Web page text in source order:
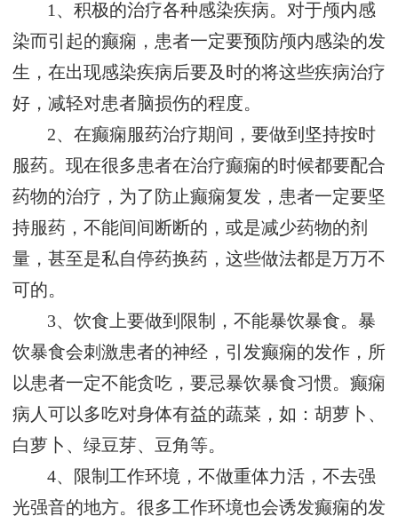
1、积极的治疗各种感染疾病。对于颅内感
染而引起的癫痫，患者一定要预防颅内感染的发
生，在出现感染疾病后要及时的将这些疾病治疗
好，减轻对患者脑损伤的程度。
2、在癫痫服药治疗期间，要做到坚持按时
服药。现在很多患者在治疗癫痫的时候都要配合
药物的治疗，为了防止癫痫复发，患者一定要坚
持服药，不能间间断断的，或是减少药物的剂
量，甚至是私自停药换药，这些做法都是万万不
可的。
3、饮食上要做到限制，不能暴饮暴食。暴
饮暴食会刺激患者的神经，引发癫痫的发作，所
以患者一定不能贪吃，要忌暴饮暴食习惯。癫痫
病人可以多吃对身体有益的蔬菜，如：胡萝卜、
白萝卜、绿豆芽、豆角等。
4、限制工作环境，不做重体力活，不去强
光强音的地方。很多工作环境也会诱发癫痫的发